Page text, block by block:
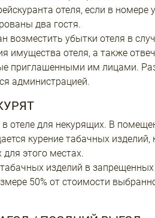
отеля, если в номере
два гостя.
возместить убытки отеля в
имущества отеля, а также
приглашенными им лицами.
администрацией.
отеле для некурящих. В
курение табачных
этого местах.
изделий в
50% от стоимости